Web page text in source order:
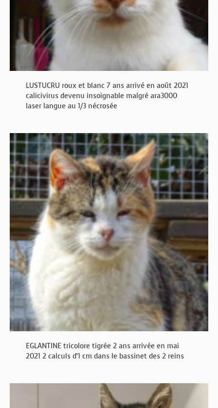
LUSTUCRU roux et blanc 7 ans arrivé en août 2021
calicivirus devenu insoignable malgré ara3000
laser langue au 1/3 nécrosée
EGLANTINE tricolore tigrée 2 ans arrivée en mai
2021 2 calculs d’1 cm dans le bassinet des 2 reins